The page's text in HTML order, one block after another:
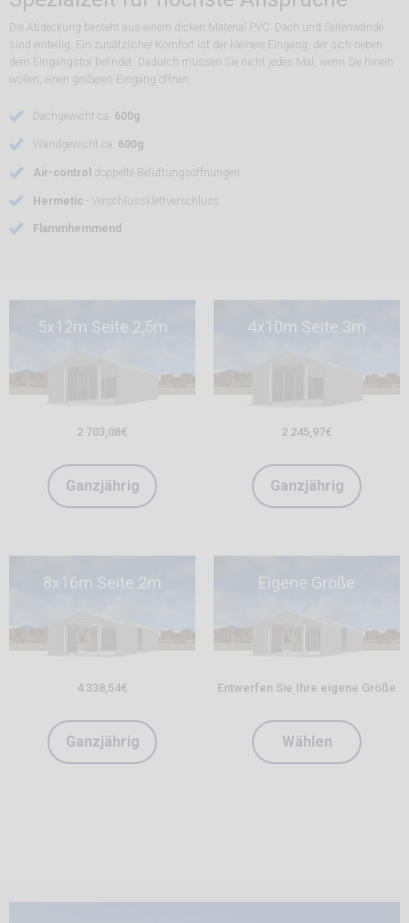
Die Abdeckung besteht aus einem dicken Material PVC. Dach und Seitenwände
sind einteilig. Ein zusätzlicher Komfort ist der kleinere Eingang, der sich neben
dem Eingangstor befindet. Dadurch müssen Sie nicht jedes Mal, wenn Sie hinein
wollen, einen größeren Eingang öffnen.
Dachgewicht ca. 600g
Wandgewicht ca. 600g
Air-control doppelte Belüftungsöffnungen
Hermetic - Verschlussklettverschluss
Flammhemmend
5x12m Seite 2,5m
2 703,08€
Ganzjährig
4x10m Seite 3m
2 245,97€
Ganzjährig
8x16m Seite 2m
4 338,54€
Ganzjährig
Eigene Größe
Entwerfen Sie Ihre eigene Größe
Wählen